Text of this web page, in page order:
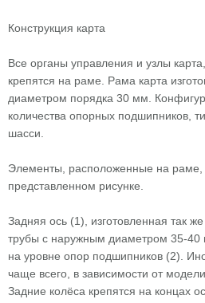
Конструкция карта
Все органы управления и узлы
крепятся на раме. Рама карта
диаметром порядка 30 мм.
количества опорных подшипников,
шасси.
Элементы, расположенные на раме,
представленном рисунке.
Задняя ось (1), изготовленная так
трубы с наружным диаметром 35-40
на уровне опор подшипников (2).
чаще всего, в зависимости от
Задние колёса крепятся на концах